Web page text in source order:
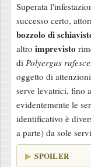
s
s
a
g
g
i
o
Superata
successo certo,
bozzolo di
altro imprevisto
di Polyergus
oggetto di
serve levatrici, fino
evidentemente le
identificativo è
a parte) da sole
SPOILER